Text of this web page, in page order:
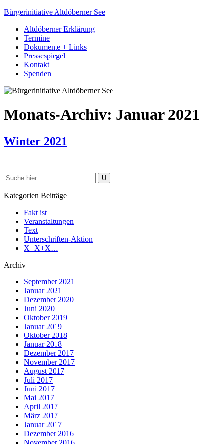
Bürgerinitiative Altdöberner See
Altdöberner Erklärung
Termine
Dokumente + Links
Pressespiegel
Kontakt
Spenden
Monats-Archiv: Januar 2021
Winter 2021
Kategorien Beiträge
Fakt ist
Veranstaltungen
Text
Unterschriften-Aktion
X+X+X…
Archiv
September 2021
Januar 2021
Dezember 2020
Juni 2020
Oktober 2019
Januar 2019
Oktober 2018
Januar 2018
Dezember 2017
November 2017
August 2017
Juli 2017
Juni 2017
Mai 2017
April 2017
März 2017
Januar 2017
Dezember 2016
November 2016